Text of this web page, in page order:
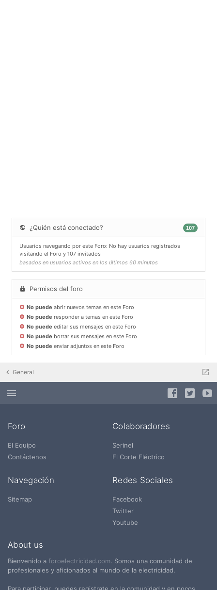
¿Quién está conectado? 107
Usuarios navegando por este Foro: No hay usuarios registrados
visitando el Foro y 107 invitados
basados en usuarios activos en los últimos 60 minutos
Permisos del foro
No puede abrir nuevos temas en este Foro
No puede responder a temas en este Foro
No puede editar sus mensajes en este Foro
No puede borrar sus mensajes en este Foro
No puede enviar adjuntos en este Foro
General
Foro
El Equipo
Contáctenos
Colaboradores
Serinel
El Corte Eléctrico
Navegación
Sitemap
Redes Sociales
Facebook
Twitter
Youtube
About us
Bienvenido a foroelectricidad.com. Somos una comunidad de
profesionales y aficionados al mundo de la electricidad.